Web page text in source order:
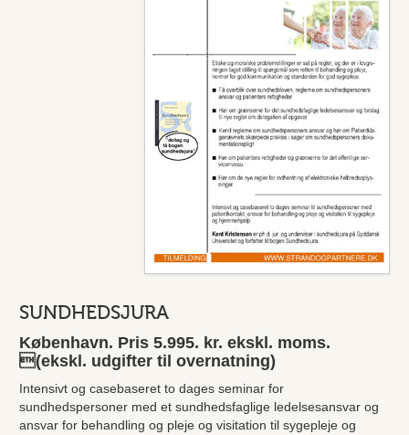
SUNDHEDSJURA
København. Pris 5.995. kr. ekskl. moms.
(ekskl. udgifter til overnatning)
Intensivt og casebaseret to dages seminar for
sundhedspersoner med et sundhedsfaglige ledelsesansvar og
ansvar for behandling og pleje og visitation til sygepleje og